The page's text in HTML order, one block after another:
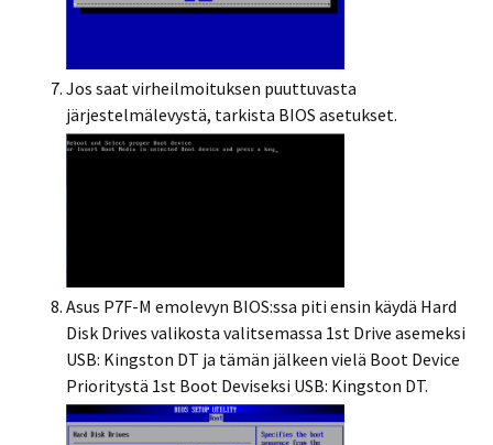
Jos saat virheilmoituksen puuttuvasta
järjestelmälevystä, tarkista BIOS asetukset.
Asus P7F-M emolevyn BIOS:ssa piti ensin käydä Hard
Disk Drives valikosta valitsemassa 1st Drive asemeksi
USB: Kingston DT ja tämän jälkeen vielä Boot Device
Prioritystä 1st Boot Deviseksi USB: Kingston DT.